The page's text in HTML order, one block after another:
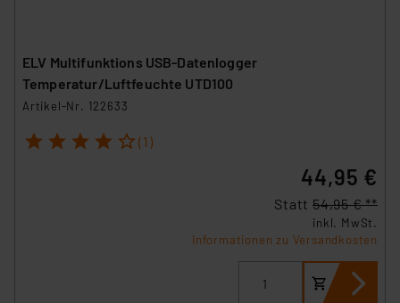
ELV Multifunktions USB-Datenlogger
Temperatur/Luftfeuchte UTD100
Artikel-Nr. 122633
1 2 3 4 5 (1)
44,95 €
Statt 54,95 € **
inkl. MwSt.
Informationen zu Versandkosten